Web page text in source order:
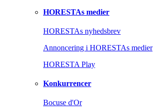
HORESTAs medier
HORESTAs nyhedsbrev
Annoncering i HORESTAs medier
HORESTA Play
Konkurrencer
Bocuse d'Or